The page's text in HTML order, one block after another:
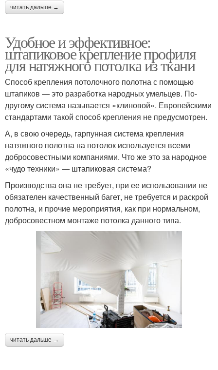
читать дальше →
Удобное и эффективное:
штапиковое крепление профиля
для натяжного потолка из ткани
Способ крепления потолочного полотна с помощью
штапиков — это разработка народных умельцев. По-
другому система называется «клиновой». Европейскими
стандартами такой способ крепления не предусмотрен.
А, в свою очередь, гарпунная система крепления
натяжного полотна на потолок используется всеми
добросовестными компаниями. Что же это за народное
«чудо техники» — штапиковая система?
Производства она не требует, при ее использовании не
обязателен качественный багет, не требуется и раскрой
полотна, и прочие мероприятия, как при нормальном,
добросовестном монтаже потолка данного типа.
читать дальше →